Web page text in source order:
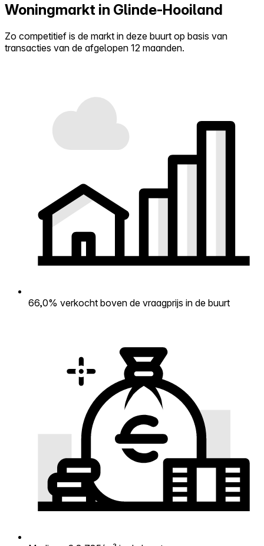
Woningmarkt in Glinde-Hooiland
Zo competitief is de markt in deze buurt op basis van
transacties van de afgelopen 12 maanden.
66,0% verkocht boven de vraagprijs in de buurt